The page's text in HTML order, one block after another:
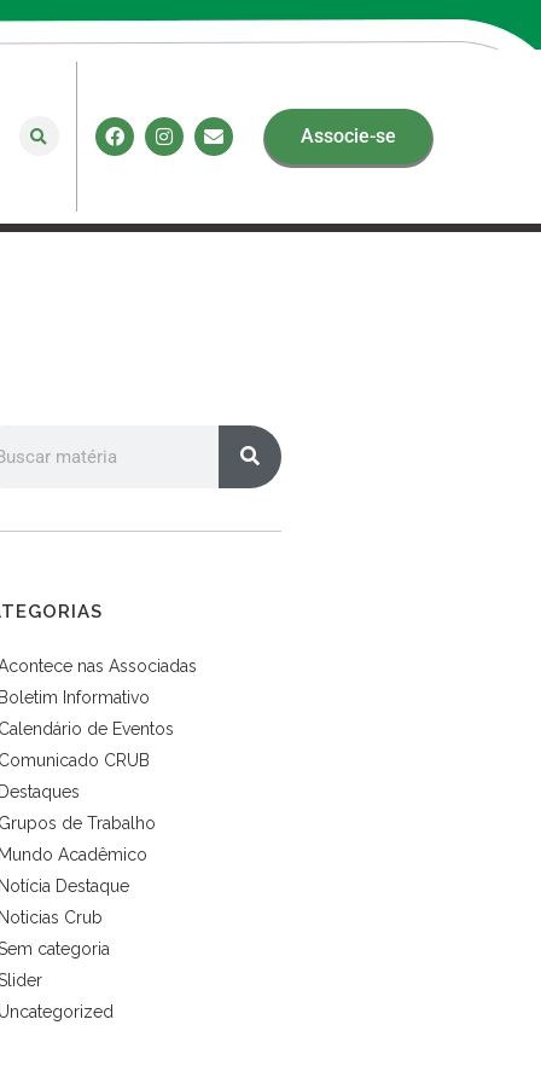
Associe-se
nas Associadas
Boletim Informativo
Calendário de Eventos
Comunicado CRUB
Destaques
Grupos de Trabalho
Mundo Acadêmico
Notícia Destaque
Noticias Crub
categoria
Uncategorized